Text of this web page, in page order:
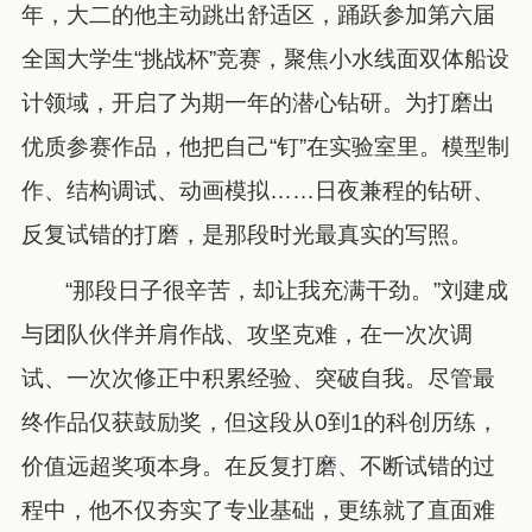
年，大二的他主动跳出舒适区，踊跃参加第六届
全国大学生“挑战杯”竞赛，聚焦小水线面双体船设
计领域，开启了为期一年的潜心钻研。为打磨出
优质参赛作品，他把自己“钉”在实验室里。模型制
作、结构调试、动画模拟……日夜兼程的钻研、
反复试错的打磨，是那段时光最真实的写照。
“那段日子很辛苦，却让我充满干劲。”刘建成
与团队伙伴并肩作战、攻坚克难，在一次次调
试、一次次修正中积累经验、突破自我。尽管最
终作品仅获鼓励奖，但这段从0到1的科创历练，
价值远超奖项本身。在反复打磨、不断试错的过
程中，他不仅夯实了专业基础，更练就了直面难